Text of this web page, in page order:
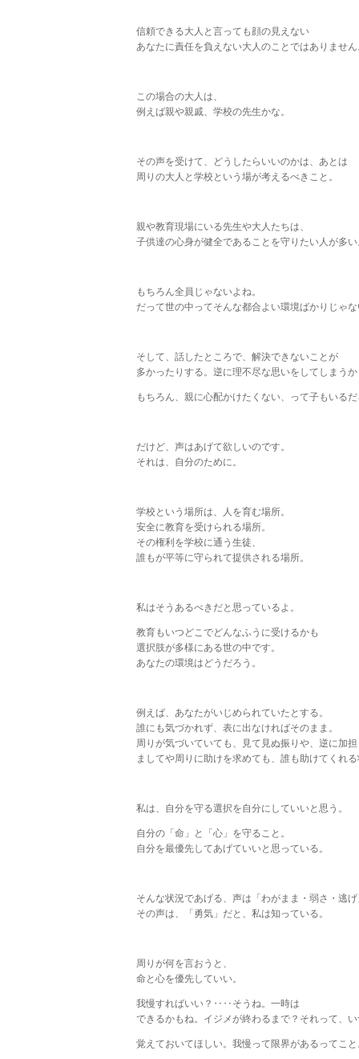
信頼できる大人と言っても顔の見えない
あなたに責任を負えない大人のことではありませ
この場合の大人は、
例えば親や親戚、学校の先生かな。
その声を受けて、どうしたらいいのかは、あとは
周りの大人と学校という場が考えるべきこと。
親や教育現場にいる先生や大人たちは、
子供達の心身が健全であることを守りたい人が多
もちろん全員じゃないよね。
だって世の中ってそんな都合よい環境ばかりじゃ
そして、話したところで、解決できないことが
多かったりする。逆に理不尽な思いをしてしまう
もちろん、親に心配かけたくない、って子もいる
だけど、声はあげて欲しいのです。
それは、自分のために。
学校という場所は、人を育む場所。
安全に教育を受けられる場所。
その権利を学校に通う生徒、
誰もが平等に守られて提供される場所。
私はそうあるべきだと思っているよ。
教育もいつどこでどんなふうに受けるかも
選択肢が多様にある世の中です。
あなたの環境はどうだろう。
例えば、あなたがいじめられていたとする。
誰にも気づかれず、表に出なければそのまま。
周りが気づいていても、見て見ぬ振りや、逆に加
ましてや周りに助けを求めても、誰も助けてくれ
私は、自分を守る選択を自分にしていいと思う。
自分の「命」と「心」を守ること。
自分を最優先してあげていいと思っている。
そんな状況であげる、声は「わがまま・弱さ・逃
その声は、「勇気」だと、私は知っている。
周りが何を言おうと、
命と心を優先していい。
我慢すればいい？‥‥そうね。一時は
できるかもね。イジメが終わるまで？それって、
覚えておいてほしい。我慢って限界があるってこ